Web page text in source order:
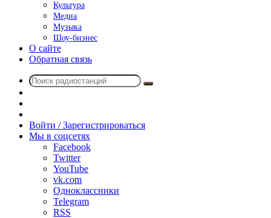
Культура
Медиа
Музыка
Шоу-бизнес
О сайте
Обратная связь
Поиск
радио
Войти / Зарегистрироваться
Мы в соцсетях
Facebook
Twitter
YouTube
vk.com
Одноклассники
Telegram
RSS